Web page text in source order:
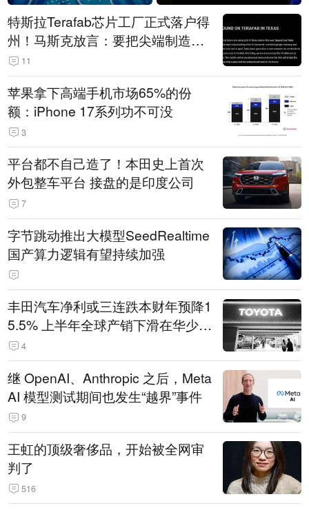
特斯拉Terafab芯片工厂正式落户得
州！马斯克放言：要把尖端制造带
回美国
11
苹果拿下高端手机市场65%的份
额：iPhone 17系列功不可没
3
平台都不自己造了！本田史上首次
外包整车平台 接盘的是印度公司
7
字节跳动推出大模型SeedRealtime
国产算力逻辑有望持续加强
丰田汽车净利或三连跌本财年预降1
5.5% 上半年全球产销下滑在华少卖
14.3万辆
4
继 OpenAI、Anthropic 之后，Meta
AI 模型测试期间也发生“越界”事件
9
王虹的顶级奢侈品，开始被全网审
判了
516